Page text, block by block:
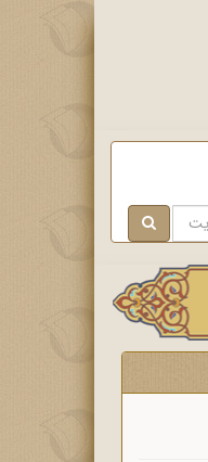
و امنیت ملی.
این ایام بطور خاص با